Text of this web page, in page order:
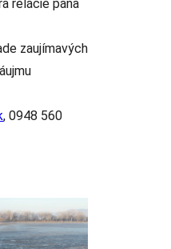
relácie pána
zaujímavých
, 0948 560